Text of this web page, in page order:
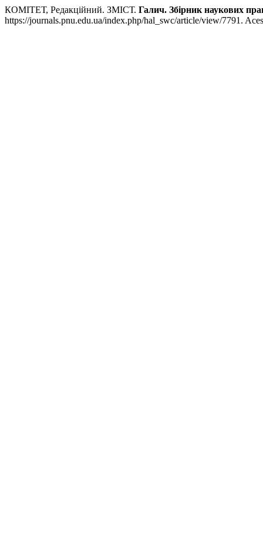
КОМІТЕТ, Редакційний. ЗМІСТ. Галич. Збірник наукових
https://journals.pnu.edu.ua/index.php/hal_swc/article/view/7791.